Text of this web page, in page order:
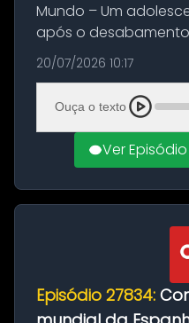
Mundo – Um
após o
as comemorações
Mundo conquistado
Ciudad Rodrigo, na
no...
20/07/2026 10:17
Ouça o texto
Ver Episódio
Episódio 27834: